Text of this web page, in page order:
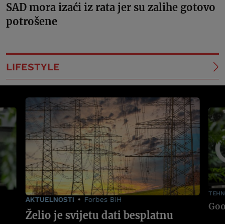
SAD mora izaći iz rata jer su zalihe gotovo
potrošene
LIFESTYLE
AKTUELNOSTI Forbes BiH
Želio je svijetu dati besplatnu